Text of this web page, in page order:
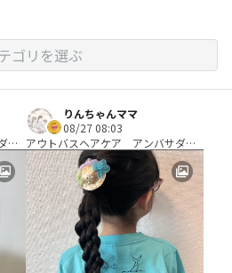
ゴリを選ぶ
りんちゃんママ
08/27 08:03
アウトバスヘアケア アンバサダ
ー Ｂコース：＼使って編み出す／
ヘアアレンジ考案コース